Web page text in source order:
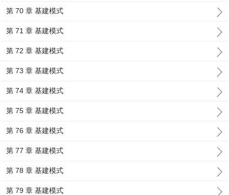
第 70 章 基建模式
第 71 章 基建模式
第 72 章 基建模式
第 73 章 基建模式
第 74 章 基建模式
第 75 章 基建模式
第 76 章 基建模式
第 77 章 基建模式
第 78 章 基建模式
第 79 章 基建模式